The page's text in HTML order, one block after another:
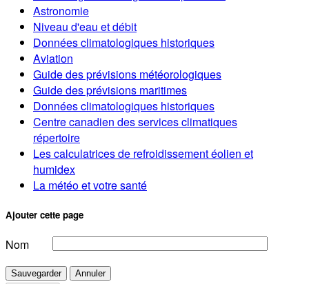
Astronomie
Niveau d'eau et débit
Données climatologiques historiques
Aviation
Guide des prévisions météorologiques
Guide des prévisions maritimes
Données climatologiques historiques
Centre canadien des services climatiques
répertoire
Les calculatrices de refroidissement éolien et
humidex
La météo et votre santé
Ajouter cette page
Nom
Sauvegarder
Annuler